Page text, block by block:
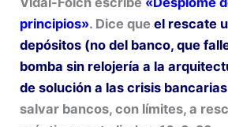
principios». Dice queel rescate
depósitos (no del banco, que
bomba sin relojería a la
de solución a las crisis bancarias
salvar bancos, con límites, a